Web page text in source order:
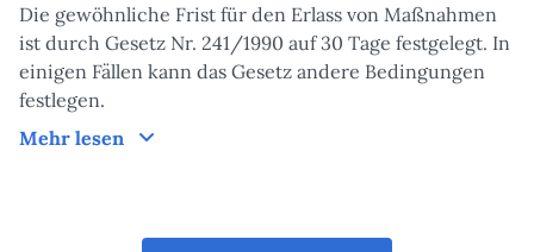
Die gewöhnliche Frist für den Erlass von Maßnahmen
ist durch Gesetz Nr. 241/1990 auf 30 Tage festgelegt. In
einigen Fällen kann das Gesetz andere Bedingungen
festlegen.
Mehr lesen
Bearbeitungszeiten der Maßnahme